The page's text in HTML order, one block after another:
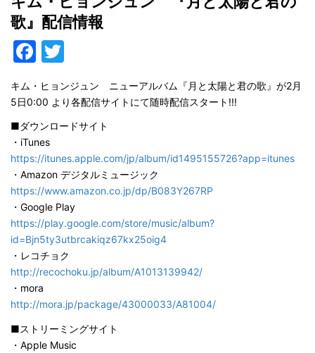
歌』配信情報
Facebook
キム・ヒョンジュン ニューアルバム『月と太陽と君の歌』が2月
5日0:00 より各配信サイトにて随時配信スタート!!!
■ダウンロードサイト
・iTunes
https://itunes.apple.com/jp/album/id1495155726?app=itunes
・Amazon デジタルミュージック
https://www.amazon.co.jp/dp/B083Y267RP
・Google Play
https://play.google.com/store/music/album?
id=Bjn5ty3utbrcakiqz67kx25oig4
・レコチョク
http://recochoku.jp/album/A1013139942/
・mora
http://mora.jp/package/43000033/A81004/
■ストリーミングサイト
・Apple Music